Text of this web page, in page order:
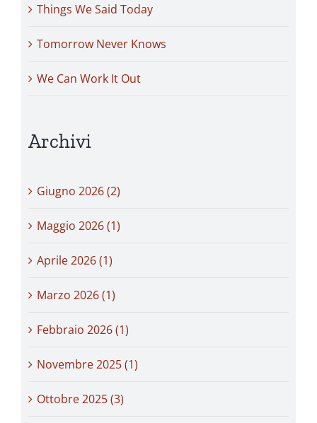
Things We Said Today
Tomorrow Never Knows
We Can Work It Out
Archivi
Giugno 2026 (2)
Maggio 2026 (1)
Aprile 2026 (1)
Marzo 2026 (1)
Febbraio 2026 (1)
Novembre 2025 (1)
Ottobre 2025 (3)